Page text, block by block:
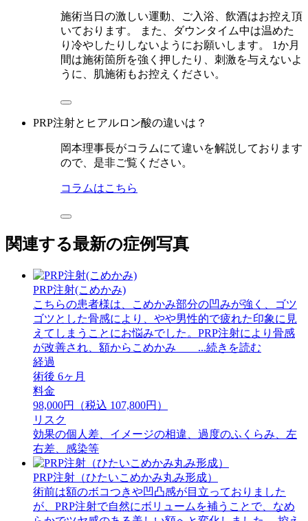
施術当日の激しい運動、ご入浴、飲酒はお控え頂
いております。 また、ダウンタイム中は温めた
り冷やしたりしないようにお願いします。 1か月
間は施術箇所を強く押したり、刺激を与えないよ
うに、肌施術もお控えください。
PRP注射とヒアルロン酸の違いは？
岡本理事長がコラムにて違いを解説しております
ので、是非ご覧ください。
コラムはこちら
関連する最新の症例写真
PRP注射(こめかみ)
こちらの患者様は、こめかみ部分の凹みが強く、ゴツ
ゴツとした骨感により、やや男性的で疲れた印象に見
えてしまうことにお悩みでした。PRP注射により骨感
が改善され、額からこめかみ ...続きを読む
経過
術後 6ヶ月
料金
98,000円（税込 107,800円）
リスク
効果の個人差、イメージの相違、過度のふくらみ、左
右差、感染等
PRP注射（ひたいこめかみ丸み形成）
術前は額のボコつきや凹凸感が目立っておりました
が、PRP注射で自然にボリュームを補うことで、なめ